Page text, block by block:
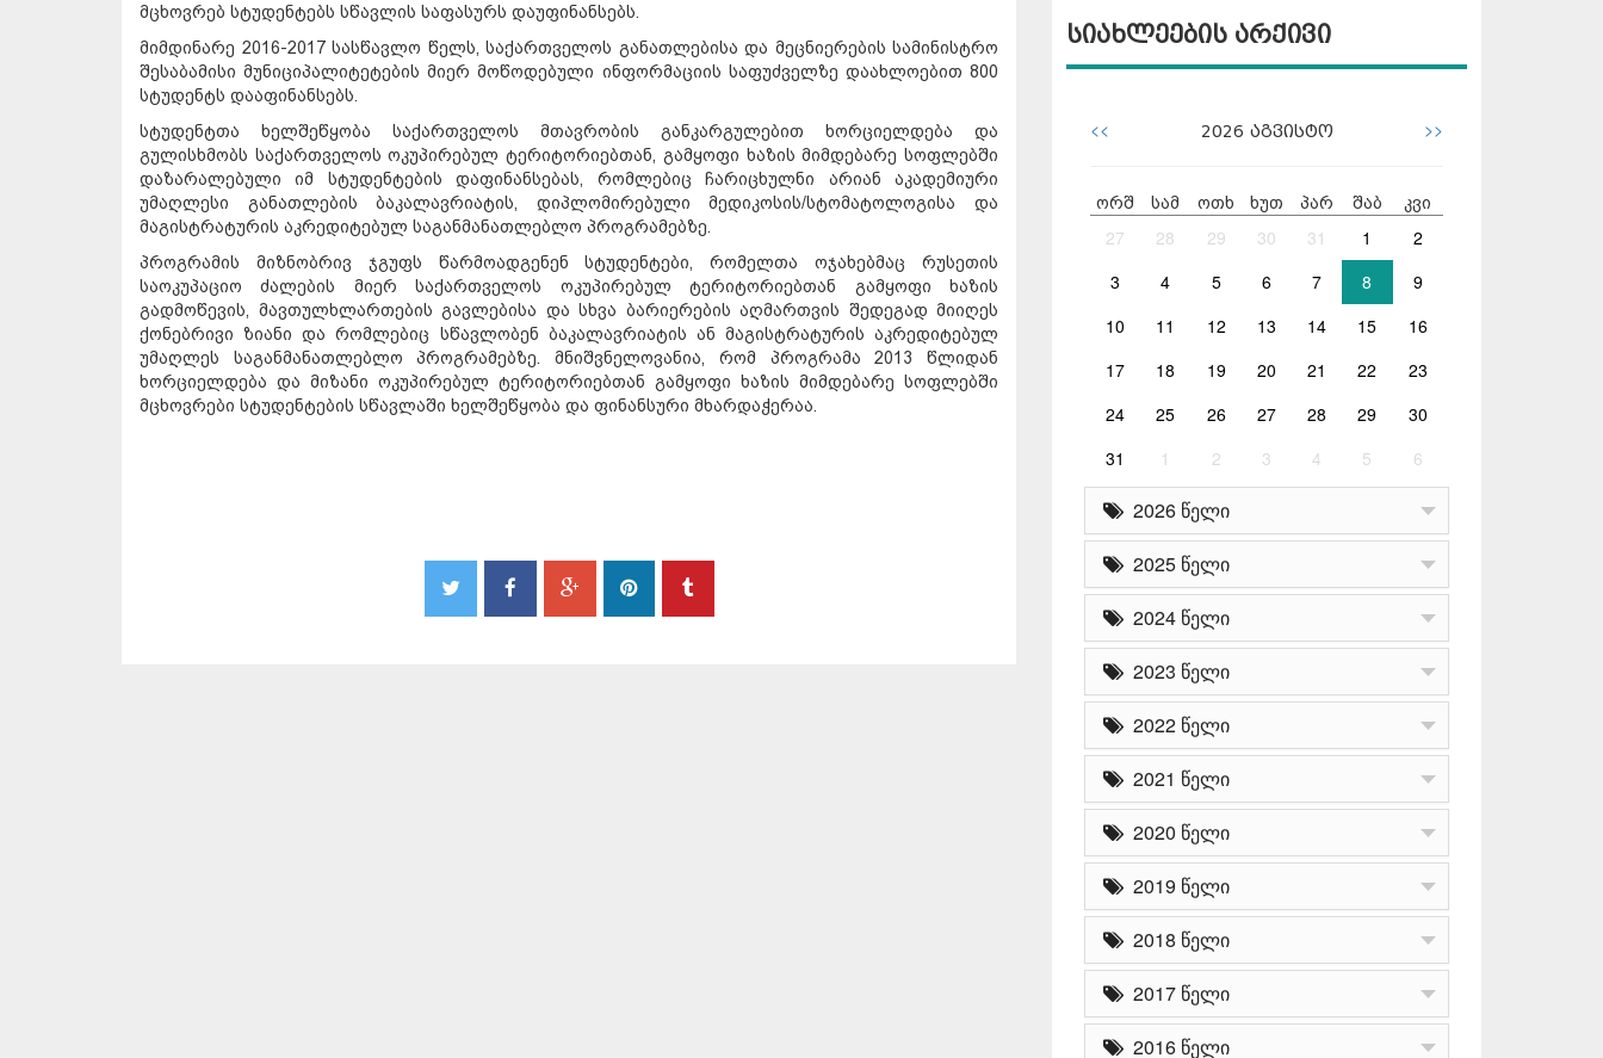
მცხოვრებ სტუდენტებს სწავლის საფასურს დაუფინანსებს.
მიმდინარე 2016-2017 სასწავლო წელს, საქართველოს განათლებისა და მეცნიერების სამინისტრო
შესაბამისი მუნიციპალიტეტების მიერ მოწოდებული ინფორმაციის საფუძველზე დაახლოებით 800
სტუდენტს დააფინანსებს.
სტუდენტთა ხელშეწყობა საქართველოს მთავრობის განკარგულებით ხორციელდება და
გულისხმობს საქართველოს ოკუპირებულ ტერიტორიებთან, გამყოფი ხაზის მიმდებარე სოფლებში
დაზარალებული იმ სტუდენტების დაფინანსებას, რომლებიც ჩარიცხულნი არიან აკადემიური
უმაღლესი განათლების ბაკალავრიატის, დიპლომირებული მედიკოსის/სტომატოლოგისა და
მაგისტრატურის აკრედიტებულ საგანმანათლებლო პროგრამებზე.
პროგრამის მიზნობრივ ჯგუფს წარმოადგენენ სტუდენტები, რომელთა ოჯახებმაც რუსეთის
საოკუპაციო ძალების მიერ საქართველოს ოკუპირებულ ტერიტორიებთან გამყოფი ხაზის
გადმოწევის, მავთულხლართების გავლებისა და სხვა ბარიერების აღმართვის შედეგად მიიღეს
ქონებრივი ზიანი და რომლებიც სწავლობენ ბაკალავრიატის ან მაგისტრატურის აკრედიტებულ
უმაღლეს საგანმანათლებლო პროგრამებზე. მნიშვნელოვანია, რომ პროგრამა 2013 წლიდან
ხორციელდება და მიზანი ოკუპირებულ ტერიტორიებთან გამყოფი ხაზის მიმდებარე სოფლებში
მცხოვრები სტუდენტების სწავლაში ხელშეწყობა და ფინანსური მხარდაჭერაა.
სიახლეების არქივი
<< 2026 აგვისტო >>
ორშ სამ ოთხ ხუთ პარ შაბ კვი
27 28 29 30 31 1
2
3
4 5 6 7 8
9
10
11 12 13 14 15
16
17
18 19 20 21 22
23
24
25 26 27 28 29
30
31
1 2 3 4 5 6
2026 წელი
2025 წელი
2024 წელი
2023 წელი
2022 წელი
2021 წელი
2020 წელი
2019 წელი
2018 წელი
2017 წელი
2016 წელი